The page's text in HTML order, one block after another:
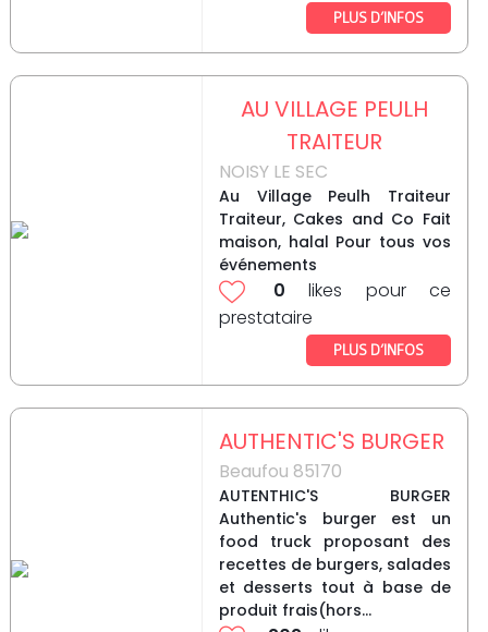
PLUS D’INFOS
AU VILLAGE PEULH
TRAITEUR
NOISY LE SEC
Au Village Peulh Traiteur
Traiteur, Cakes and Co Fait
maison, halal Pour tous vos
événements
0 likes pour ce
prestataire
PLUS D’INFOS
AUTHENTIC'S BURGER
Beaufou 85170
AUTENTHIC'S BURGER
Authentic's burger est un
food truck proposant des
recettes de burgers, salades
et desserts tout à base de
produit frais(hors...